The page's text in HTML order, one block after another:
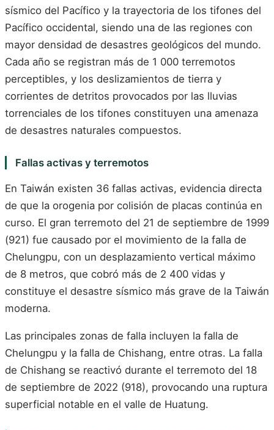
sísmico del Pacífico y la trayectoria de los tifones del
Pacífico occidental, siendo una de las regiones con
mayor densidad de desastres geológicos del mundo.
Cada año se registran más de 1 000 terremotos
perceptibles, y los deslizamientos de tierra y
corrientes de detritos provocados por las lluvias
torrenciales de los tifones constituyen una amenaza
de desastres naturales compuestos.
Fallas activas y terremotos
En Taiwán existen 36 fallas activas, evidencia directa
de que la orogenia por colisión de placas continúa en
curso. El gran terremoto del 21 de septiembre de 1999
(921) fue causado por el movimiento de la falla de
Chelungpu, con un desplazamiento vertical máximo
de 8 metros, que cobró más de 2 400 vidas y
constituye el desastre sísmico más grave de la Taiwán
moderna.
Las principales zonas de falla incluyen la falla de
Chelungpu y la falla de Chishang, entre otras. La falla
de Chishang se reactivó durante el terremoto del 18
de septiembre de 2022 (918), provocando una ruptura
superficial notable en el valle de Huatung.